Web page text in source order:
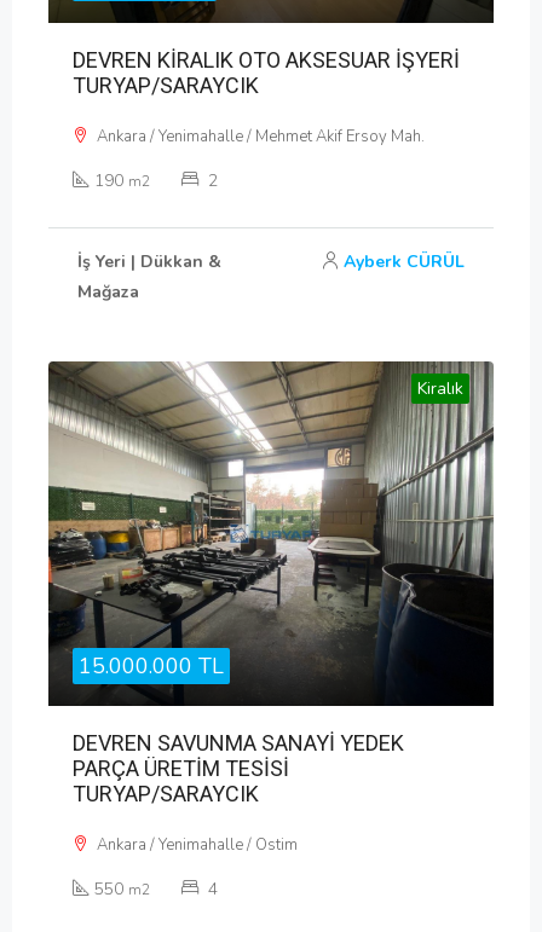
DEVREN KİRALIK OTO AKSESUAR İŞYERİ
TURYAP/SARAYCIK
Ankara / Yenimahalle / Mehmet Akif Ersoy Mah.
190 m2 2
İş Yeri | Dükkan &
Mağaza
Ayberk CÜRÜL
Kiralık
15.000.000 TL
DEVREN SAVUNMA SANAYİ YEDEK
PARÇA ÜRETİM TESİSİ
TURYAP/SARAYCIK
Ankara / Yenimahalle / Ostim
550 m2 4